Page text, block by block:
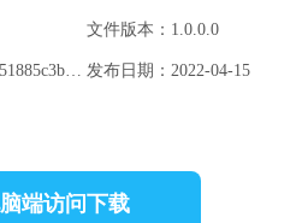
文件版本：1.0.0.0
文件MD5：395f92a960e15ba251885c3b7adeef96 发布日期：2022-04-15
端访问下载